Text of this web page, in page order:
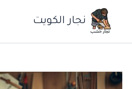
المحتوى
نجار الكويت